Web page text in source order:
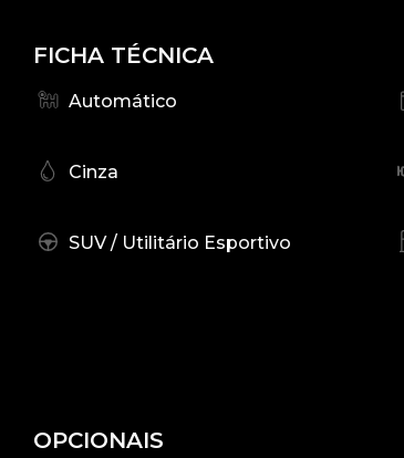
FICHA TÉCNICA
Automático
Cinza
SUV / Utilitário Esportivo
OPCIONAIS